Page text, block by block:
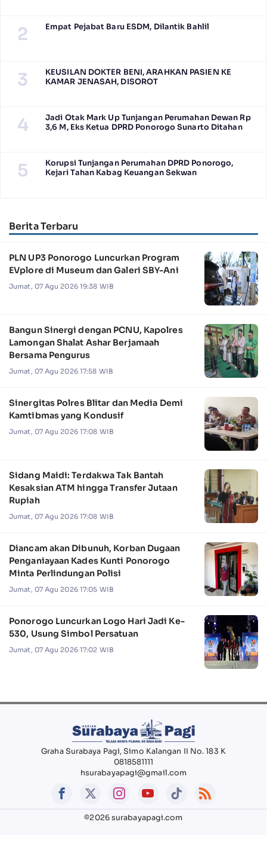
2 Empat Pejabat Baru ESDM, Dilantik Bahlil
3
KEUSILAN DOKTER BENI, ARAHKAN PASIEN KE
KAMAR JENASAH, DISOROT
4
Jadi Otak Mark Up Tunjangan Perumahan Dewan Rp
3,6 M, Eks Ketua DPRD Ponorogo Sunarto Ditahan
5
Korupsi Tunjangan Perumahan DPRD Ponorogo,
Kejari Tahan Kabag Keuangan Sekwan
Berita Terbaru
PLN UP3 Ponorogo Luncurkan Program
EVplore di Museum dan Galeri SBY-Ani
Jumat, 07 Agu 2026 19:38 WIB
Bangun Sinergi dengan PCNU, Kapolres
Lamongan Shalat Ashar Berjamaah
Bersama Pengurus
Jumat, 07 Agu 2026 17:58 WIB
Sinergitas Polres Blitar dan Media Demi
Kamtibmas yang Kondusif
Jumat, 07 Agu 2026 17:08 WIB
Sidang Maidi: Terdakwa Tak Bantah
Kesaksian ATM hingga Transfer Jutaan
Rupiah
Jumat, 07 Agu 2026 17:08 WIB
Diancam akan Dibunuh, Korban Dugaan
Penganiayaan Kades Kunti Ponorogo
Minta Perlindungan Polisi
Jumat, 07 Agu 2026 17:05 WIB
Ponorogo Luncurkan Logo Hari Jadi Ke-
530, Usung Simbol Persatuan
Jumat, 07 Agu 2026 17:02 WIB
Graha Surabaya Pagi, Simo Kalangan II No. 183 K
0818581111
hsurabayapagi@gmail.com
©2026 surabayapagi.com